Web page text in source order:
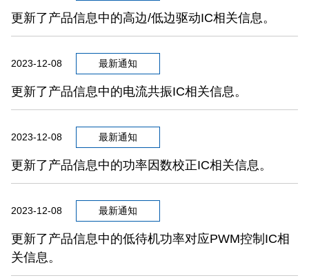
更新了产品信息中的高边/低边驱动IC相关信息。
2023-12-08 最新通知
更新了产品信息中的电流共振IC相关信息。
2023-12-08 最新通知
更新了产品信息中的功率因数校正IC相关信息。
2023-12-08 最新通知
更新了产品信息中的低待机功率对应PWM控制IC相
关信息。